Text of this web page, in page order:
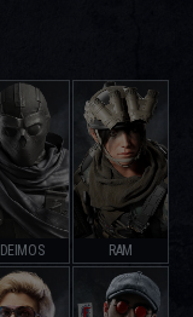
DEIMOS RAM